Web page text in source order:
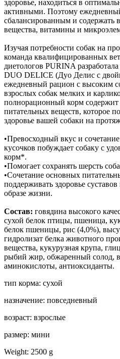
здоровье, находиться в
активными. Поэтому
сбалансированным и содержать
вещества, витамины и
Изучая потребности собак на
команда квалифицированных
диетологов PURINA
DUO DELICE (Дуо Делис с
ежедневный рацион с высоким
взрослых собак мелких и
полнорационный корм содержит
питательных веществ, которое
здоровье вашей собаки на
•Превосходный вкус и
кусочков побуждает собаку с
корм*.
•Помогает сохранять шерсть
•Сочетание основных
поддерживать здоровье
образе жизни.
Состав: говядина высокого
сухой белок птицы, пшеница,
белок пшеницы, рис (4,0%),
гидролизат белка животного
вещества, кукурузная крупа,
рыбий жир, обжаренный солод,
аминокислоты, антиоксиданты.
тип корма: сухой
назначение: повседневный
возраст: взрослые
размер: мини
Weight: 2500 g